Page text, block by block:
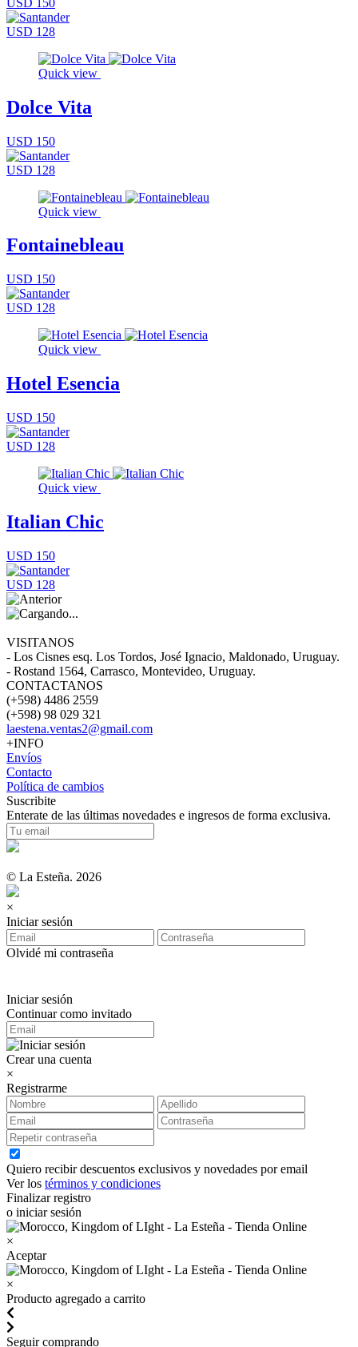
USD 128
Quick view
Dolce Vita
USD 150
USD 128
Quick view
Fontainebleau
USD 150
USD 128
Quick view
Hotel Esencia
USD 150
USD 128
Quick view
Italian Chic
USD 150
USD 128
VISITANOS
- Los Cisnes esq. Los Tordos, José Ignacio, Maldonado, Uruguay.
- Rostand 1564, Carrasco, Montevideo, Uruguay.
CONTACTANOS
(+598) 4486 2559
(+598) 98 029 321
laestena.ventas2@gmail.com
+INFO
Envíos
Contacto
Política de cambios
Suscribite
Enterate de las últimas novedades e ingresos de forma exclusiva.
© La Esteña. 2026
×
Iniciar sesión
Olvidé mi contraseña
Iniciar sesión
Continuar como invitado
Crear una cuenta
×
Registrarme
Quiero recibir descuentos exclusivos y novedades por email
Ver los términos y condiciones
Finalizar registro
o iniciar sesión
×
Aceptar
×
Producto agregado a carrito
Seguir comprando